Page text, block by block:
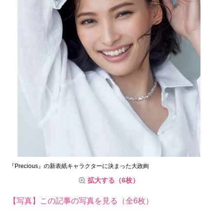
『Precious』の新表紙キャラクターに決まった大政絢
拡大する（6枚）
【写真】この記事の写真を見る（全6枚）